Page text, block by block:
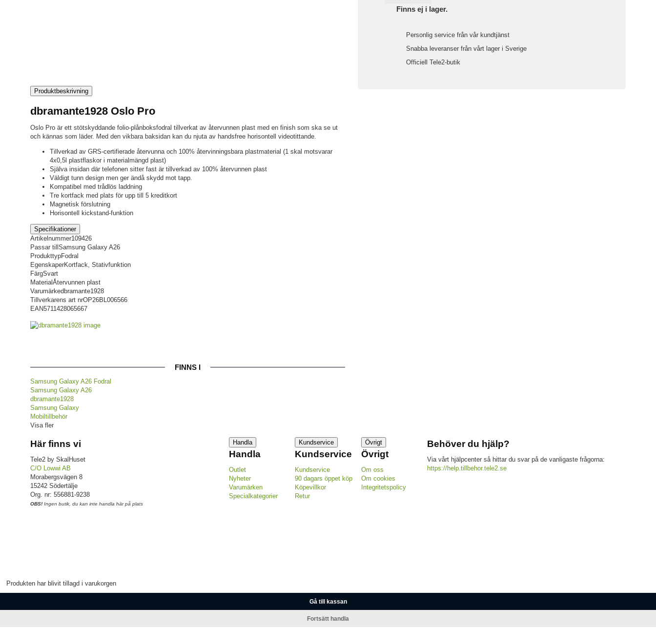
Finns ej i lager.
Personlig service från vår kundtjänst
Snabba leveranser från vårt lager i Sverige
Officiell Tele2-butik
Produktbeskrivning
dbramante1928 Oslo Pro
Oslo Pro är ett stötskyddande folio-plånboksfodral tillverkat av återvunnen plast med en finish som ska se ut
och kännas som läder. Med den vikbara baksidan kan du njuta av handsfree horisontell videotittande.
Tillverkad av GRS-certifierade återvunna och 100% återvinningsbara plastmaterial (1 skal motsvarar
4x0,5l plastflaskor i materialmängd plast)
Själva insidan där telefonen sitter fast är tillverkad av 100% återvunnen plast
Väldigt tunn design men ger ändå skydd mot tapp.
Kompatibel med trådlös laddning
Tre kortfack med plats för upp till 5 kreditkort
Magnetisk förslutning
Horisontell kickstand-funktion
Specifikationer
Artikelnummer109426
Passar till Samsung Galaxy A26
ProdukttypFodral
EgenskaperKortfack, Stativfunktion
FärgSvart
MaterialÅtervunnen plast
Varumärkedbramante1928
Tillverkarens art nrOP26BL006566
EAN5711428065667
FINNS I
Samsung Galaxy A26 Fodral
Samsung Galaxy A26
dbramante1928
Samsung Galaxy
Mobiltillbehör
Visa fler
Här finns vi
Tele2 by SkalHuset
C/O Lowwi AB
Morabergsvägen 8
15242 Södertälje
Org. nr: 556881-9238
OBS! Ingen butik, du kan inte handla här på plats
Handla
Handla
Outlet
Nyheter
Varumärken
Specialkategorier
Kundservice
Kundservice
Kundservice
90 dagars öppet köp
Köpevillkor
Retur
Övrigt
Övrigt
Om oss
Om cookies
Integritetspolicy
Behöver du hjälp?
Via vårt hjälpcenter så hittar du svar på de vanligaste frågorna:
https://help.tillbehor.tele2.se
Produkten har blivit tillagd i varukorgen
Gå till kassan
Fortsätt handla